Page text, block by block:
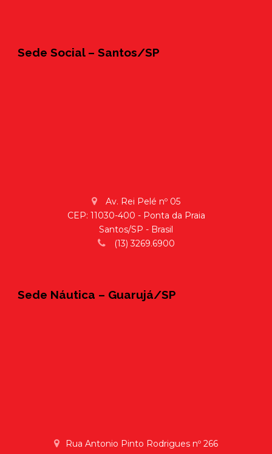
Sede Social – Santos/SP
Av. Rei Pelé nº 05
CEP: 11030-400 - Ponta da Praia
Santos/SP - Brasil
(13) 3269.6900
Sede Náutica – Guarujá/SP
Rua Antonio Pinto Rodrigues nº 266